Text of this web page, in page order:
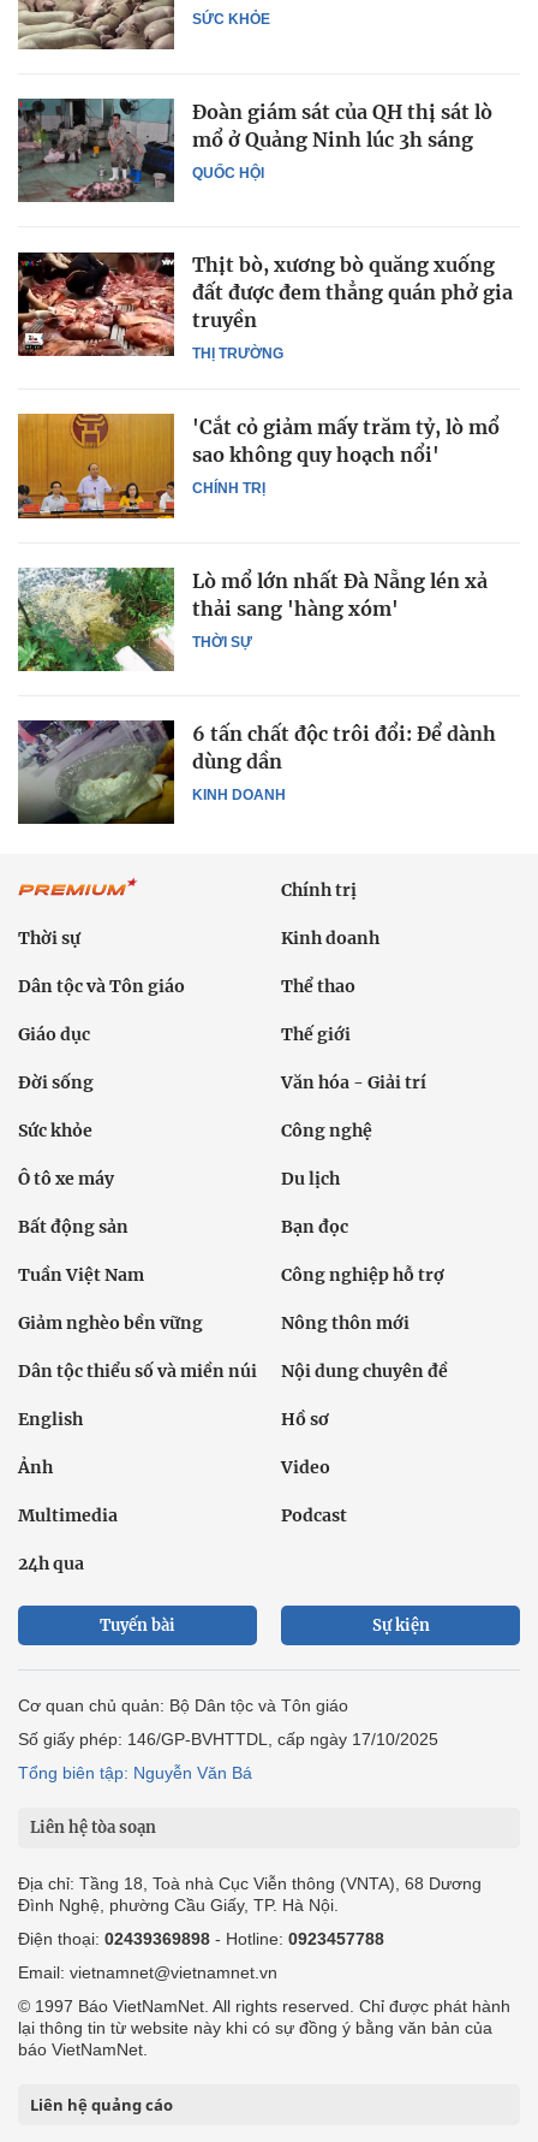
SỨC KHỎE
QUỐC HỘI
Đoàn giám sát của QH thị sát lò
mổ ở Quảng Ninh lúc 3h sáng
THỊ TRƯỜNG
Thịt bò, xương bò quăng xuống
đất được đem thẳng quán phở gia
truyền
CHÍNH TRỊ
'Cắt cỏ giảm mấy trăm tỷ, lò mổ
sao không quy hoạch nổi'
THỜI SỰ
Lò mổ lớn nhất Đà Nẵng lén xả
thải sang 'hàng xóm'
KINH DOANH
6 tấn chất độc trôi đổi: Để dành
dùng dần
Chính trị
Thời sự Kinh doanh
Dân tộc và Tôn giáo Thể thao
Giáo dục Thế giới
Đời sống Văn hóa - Giải trí
Sức khỏe Công nghệ
Ô tô xe máy Du lịch
Bất động sản Bạn đọc
Tuần Việt Nam Công nghiệp hỗ trợ
Giảm nghèo bền vững Nông thôn mới
Dân tộc thiểu số và miền núi Nội dung chuyên đề
English Hồ sơ
Ảnh Video
Multimedia Podcast
24h qua
Tuyến bài Sự kiện
Cơ quan chủ quản: Bộ Dân tộc và Tôn giáo
Số giấy phép: 146/GP-BVHTTDL, cấp ngày 17/10/2025
Tổng biên tập: Nguyễn Văn Bá
Liên hệ tòa soạn
Địa chỉ: Tầng 18, Toà nhà Cục Viễn thông (VNTA), 68 Dương
Đình Nghệ, phường Cầu Giấy, TP. Hà Nội.
Điện thoại: 02439369898 - Hotline: 0923457788
Email: vietnamnet@vietnamnet.vn
© 1997 Báo VietNamNet. All rights reserved. Chỉ được phát hành
lại thông tin từ website này khi có sự đồng ý bằng văn bản của
báo VietNamNet.
Liên hệ quảng cáo